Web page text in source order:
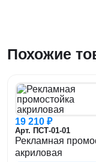
Похожие
19 210 ₽
Арт. ПСТ-01-01
Рекламная
акриловая